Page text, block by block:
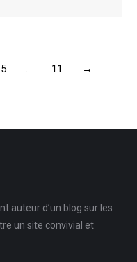
5 … 11 →
auteur d’un blog sur les
un site convivial et